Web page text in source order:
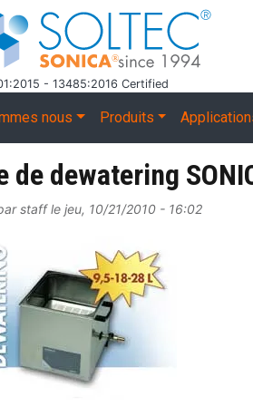
- 13485:2016 Certified
navigation
nous Produits
de dewatering
staffle jeu, 10/21/2010 - 16:02